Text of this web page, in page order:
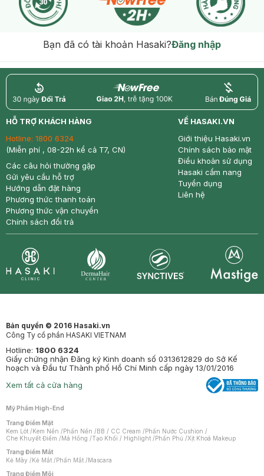
Bạn đã có tài khoản Hasaki?Đăng nhập
return nowfree price
HỖ TRỢ KHÁCH HÀNG
Hotline: 1800 6324
(Miễn phí , 08-22h kể cả T7, CN)
Các câu hỏi thường gặp
Gửi yêu cầu hỗ trợ
Hướng dẫn đặt hàng
Phương thức thanh toán
Phương thức vận chuyển
Chính sách đổi trả
VỀ HASAKI.VN
Giới thiệu Hasaki.vn
Chính sách bảo mật
Điều khoản sử dụng
Hasaki cẩm nang
Tuyển dụng
Liên hệ
Bản quyền © 2016 Hasaki.vn
Công Ty cổ phần HASAKI VIETNAM
Hotline: 1800 6324
Giấy chứng nhận Đăng ký Kinh doanh số 0313612829 do Sở Kế
hoạch và Đầu tư Thành phố Hồ Chí Minh cấp ngày 13/01/2016
Xem tất cả cửa hàng
Mỹ Phẩm High-End
Trang Điểm Mặt
Kem Lót /Kem Nền /Phấn Nền /BB / CC Cream /Phấn Nước Cushion /
Che Khuyết Điểm /Má Hồng /Tạo Khối / Highlight /Phấn Phủ /Xịt Khoá Makeup
Trang Điểm Mắt
Kẻ Mày /Kẻ Mắt /Phấn Mắt /Mascara
Trang Điểm Môi